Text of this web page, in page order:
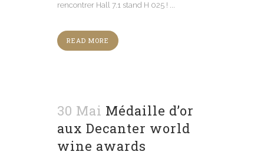
rencontrer Hall 7.1 stand H 025 ! ...
READ MORE
30 Mai Médaille d’or
aux Decanter world
wine awards